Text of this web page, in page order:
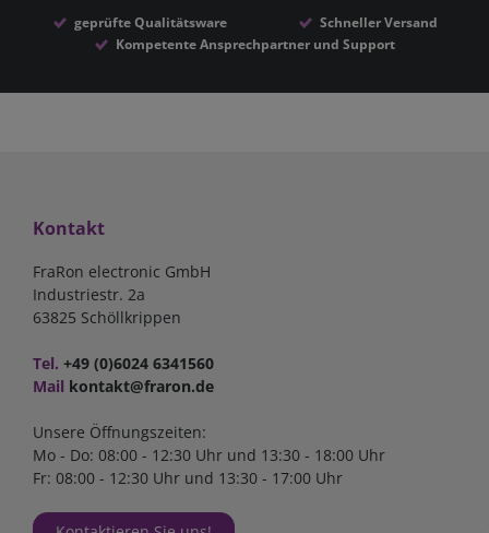
geprüfte Qualitätsware
Schneller Versand
Kompetente Ansprechpartner und Support
Kontakt
FraRon electronic GmbH
Industriestr. 2a
63825 Schöllkrippen
Tel. +49 (0)6024 6341560
Mail kontakt@fraron.de
Unsere Öffnungszeiten:
Mo - Do: 08:00 - 12:30 Uhr und 13:30 - 18:00 Uhr
Fr: 08:00 - 12:30 Uhr und 13:30 - 17:00 Uhr